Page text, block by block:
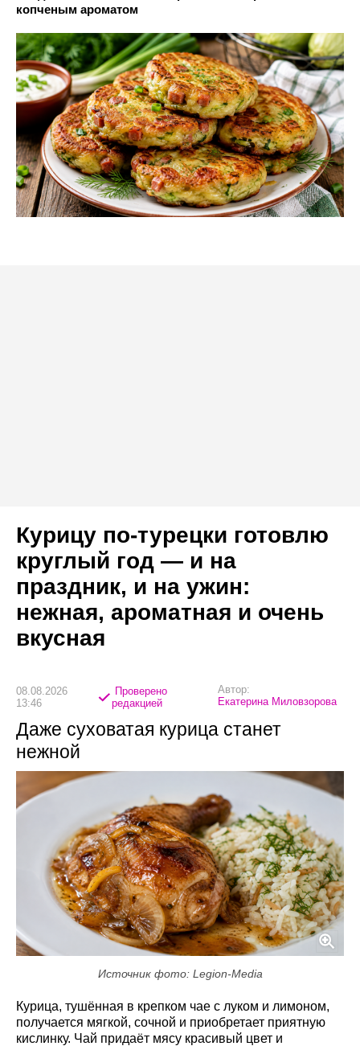
копченым ароматом
Курицу по-турецки готовлю
круглый год — и на
праздник, и на ужин:
нежная, ароматная и очень
вкусная
08.08.2026
13:46
Проверено
редакцией
Автор:
Екатерина Миловзорова
Даже суховатая курица станет
нежной
Источник фото: Legion-Media
Курица, тушённая в крепком чае с луком и лимоном,
получается мягкой, сочной и приобретает приятную
кислинку. Чай придаёт мясу красивый цвет и